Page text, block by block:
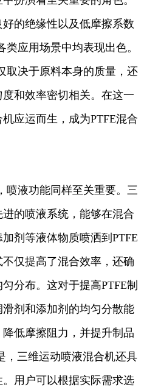
的绝缘性以及低摩擦系数
应用场景中均表现出色。
取决于原料本身的质量，还
和效率密切相关。在这一
应运而生，成为PTFE混合
喷液功能同样至关重要。三
的喷液系统，能够在混合
剂等液体物质喷洒到PTFE
仅提高了混合效率，还确
分布。这对于提高PTFE制
剂和添加剂的均匀分散能
低摩擦阻力，并提升制品
，三维运动喷液混合机还具
用户可以根据实际需求选